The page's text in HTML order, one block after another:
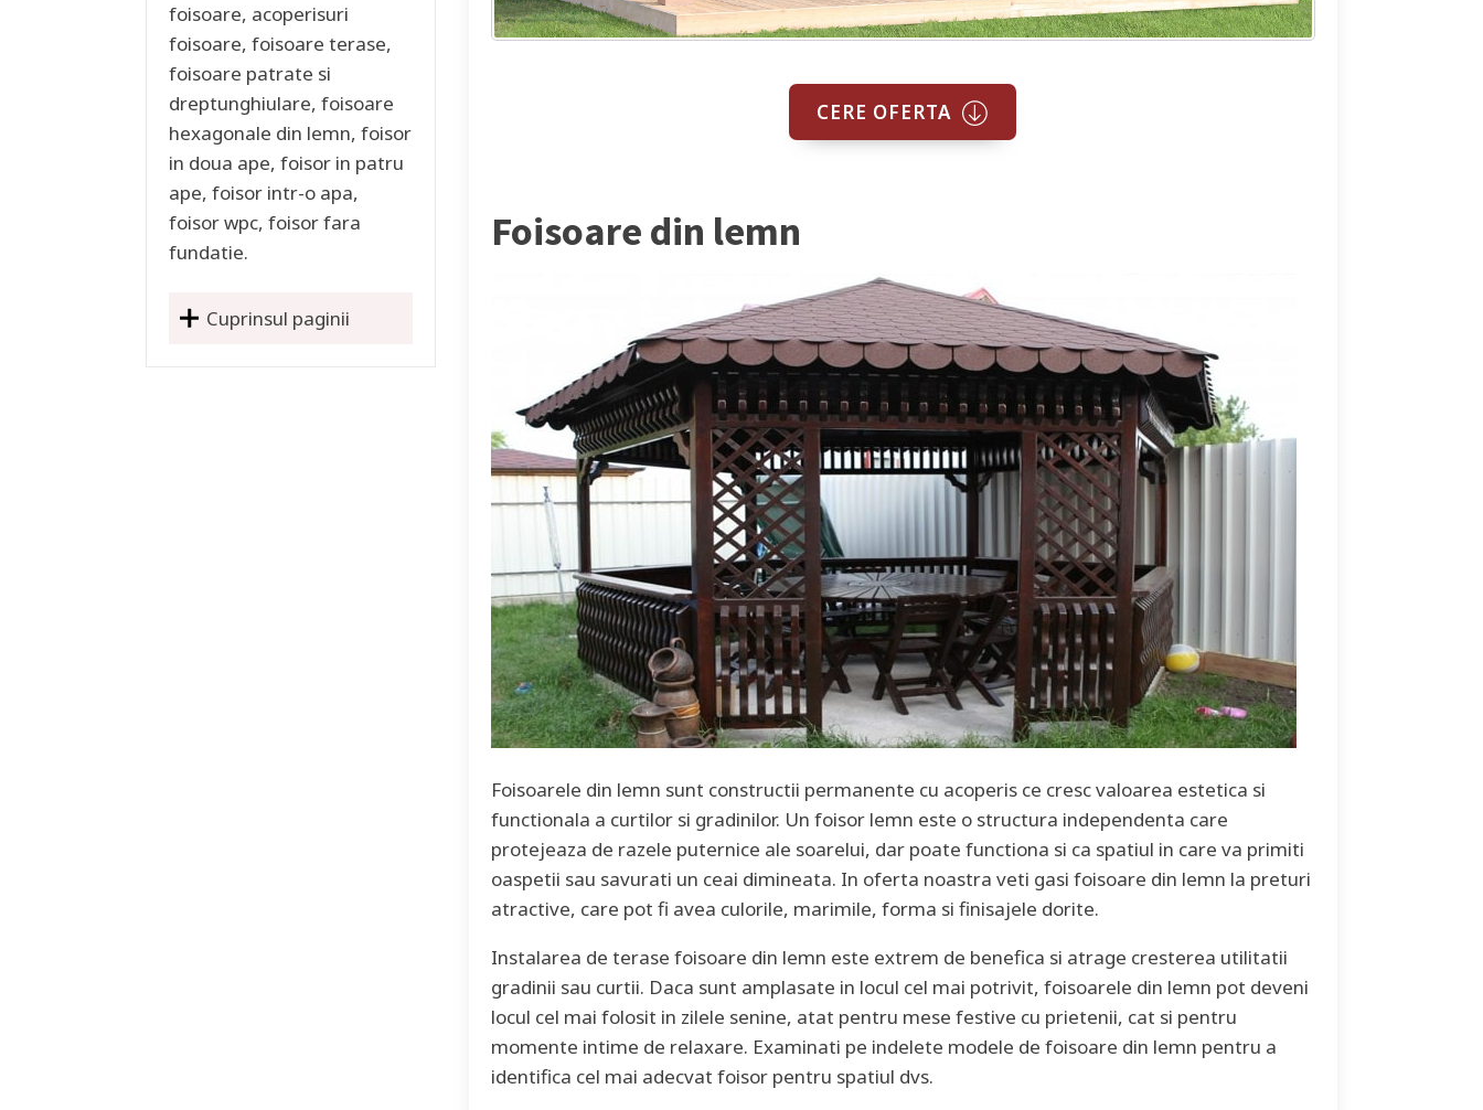
foisoare, acoperisuri
foisoare, foisoare terase,
foisoare patrate si
dreptunghiulare, foisoare
hexagonale din lemn, foisor
in doua ape, foisor in patru
ape, foisor intr-o apa,
foisor wpc, foisor fara
fundatie.
Cuprinsul paginii
CERE OFERTA
Foisoare din lemn
Foisoarele din lemn sunt constructii permanente cu acoperis ce cresc valoarea estetica si
functionala a curtilor si gradinilor. Un foisor lemn este o structura independenta care
protejeaza de razele puternice ale soarelui, dar poate functiona si ca spatiul in care va primiti
oaspetii sau savurati un ceai dimineata. In oferta noastra veti gasi foisoare din lemn la preturi
atractive, care pot fi avea culorile, marimile, forma si finisajele dorite.
Instalarea de terase foisoare din lemn este extrem de benefica si atrage cresterea utilitatii
gradinii sau curtii. Daca sunt amplasate in locul cel mai potrivit, foisoarele din lemn pot deveni
locul cel mai folosit in zilele senine, atat pentru mese festive cu prietenii, cat si pentru
momente intime de relaxare. Examinati pe indelete modele de foisoare din lemn pentru a
identifica cel mai adecvat foisor pentru spatiul dvs.